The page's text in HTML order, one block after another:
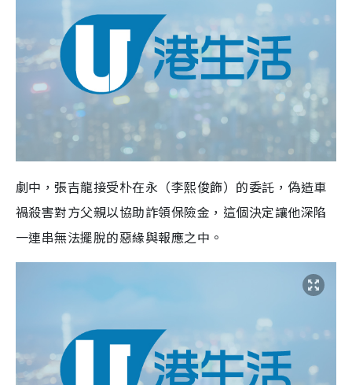
劇中，張吉龍接受朴在永（李熙俊飾）的委託，偽造車
禍殺害對方父親以協助詐領保險金，這個決定讓他深陷
一連串無法擺脫的惡緣與報應之中。